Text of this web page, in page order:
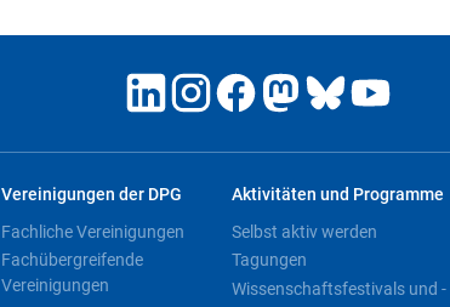
Vereinigungen der DPG
Fachliche Vereinigungen
Fachübergreifende
Vereinigungen
Aktivitäten und Programme
Selbst aktiv werden
Tagungen
Wissenschaftsfestivals und -